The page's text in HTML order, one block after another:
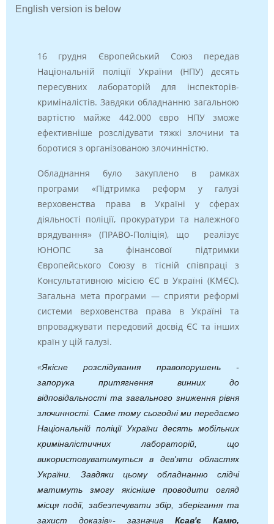
English version is below
16 грудня Європейський Союз передав
Національній поліції України (НПУ) десять
пересувних лабораторій для інспекторів-
криміналістів. Завдяки обладнанню загальною
вартістю майже 442.000 євро НПУ зможе
ефективніше розслідувати тяжкі злочини та
боротися з організованою злочинністю.
Обладнання було закуплено в рамках
програми «Підтримка реформ у галузі
верховенства права в Україні у сферах
діяльності поліції, прокуратури та належного
врядування» (ПРАВО-Поліція), що реалізує
ЮНОПС за фінансової підтримки
Європейського Союзу в тісній співпраці з
Консультативною місією ЄС в Україні (КМЄС).
Загальна мета програми — сприяти реформі
системи верховенства права в Україні та
впроваджувати передовий досвід ЄС та інших
країн у цій галузі.
«Якісне розслідування правопорушень -
запорука притягнення винних до
відповідальності та загального зниження рівня
злочинності. Саме тому сьогодні ми передаємо
Національній поліції України десять мобільних
криміналістичних лабораторій, що
використовуватимуться в дев'яти областях
України. Завдяки цьому обладнанню слідчі
матимуть змогу якісніше проводити огляд
місця події, забезпечувати збір, зберігання та
захист доказів»- зазначив Ксав'є Камю,